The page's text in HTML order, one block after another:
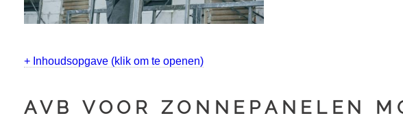
+ Inhoudsopgave (klik om te openen)
AVB VOOR ZONNEPANELEN